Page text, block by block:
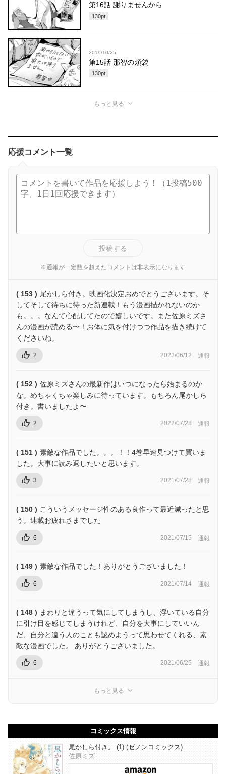
第16話 謝りませんから
130pt
2019/10/25
第15話 那智の頬袋
130pt
もっと見る
応援コメント一覧
投稿する
※通報が一定数を超えたコメントは非表示になります
( 153 ) 尾かしら付き。映画化決定おめでとうございます。そ
してそして待ちに待った新連載！もう漫画描かれないのか
も。。。なんて心配してたので嬉しいです。また佐原ミズさ
んの漫画が読める〜！お体に気を付けつつ作品を描き続けて
くださいね。
2 2023/06/12 通報
( 152 ) 佐原ミズさんの最新作はいつになったら始まるのか
な。めちゃくちゃ楽しみに待っています。もちろん尾かしら
付き。書いましたよ〜
2 2022/07/28 通報
( 151 ) 素敵な作品でした。。。！！4巻早速見つけて買いま
した。大事に読み返したいと思います。
3 2021/07/28 通報
( 150 ) こういうメッセージ性のある良作って最近減ったと思
う。連載お疲れさまでした
6 2021/07/15 通報
( 149 ) 素敵な作品でした！ありがとうございました！
6 2021/07/14 通報
( 148 ) まわりと違うって気にしてしまうし、浮いている自分
に引け目を感じてしまうけれど、自分を大事にしていいん
だ、自分と違う人のことも認めようって思わせてくれる、素
敵な漫画でした。 ありがとうございました。
6 2021/06/25 通報
もっと見る
コミックス情報
尾かしら付き。 (1) (ゼノンコミックス)
佐原ミズ